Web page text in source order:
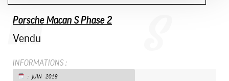
Porsche Macan S Phase 2
Vendu
INFORMATIONS :
: JUIN 2019